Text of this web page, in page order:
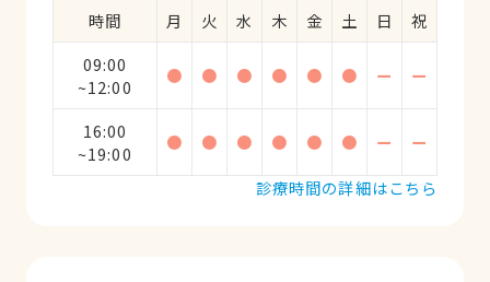
時間 月 火 水 木 金 土 日
祝
09:00
~12:00
● ● ● ● ● ● ー ー
16:00
~19:00
● ● ● ● ● ● ー
ー
診療時間の詳細はこちら